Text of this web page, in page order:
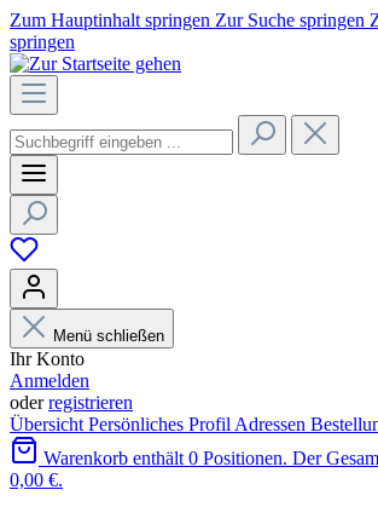
Zum Hauptinhalt springen Zur Suche springen
springen
Menü schließen
Ihr Konto
Anmelden
oderregistrieren
Übersicht Persönliches Profil Adressen
Warenkorb enthält 0 Positionen. Der
0,00 €.